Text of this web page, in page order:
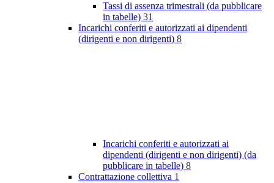
Tassi di assenza trimestrali (da pubblicare
in tabelle) 31
Incarichi conferiti e autorizzati ai dipendenti
(dirigenti e non dirigenti) 8
Incarichi conferiti e autorizzati ai
dipendenti (dirigenti e non dirigenti) (da
pubblicare in tabelle) 8
Contrattazione collettiva 1